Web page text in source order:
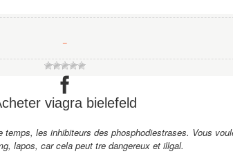
−
viagra bielefeld
les inhibiteurs des phosphodiestrases. Vous
lapos, carcela peut tre dangereux et illgal.